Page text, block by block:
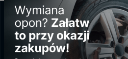
GALERIA